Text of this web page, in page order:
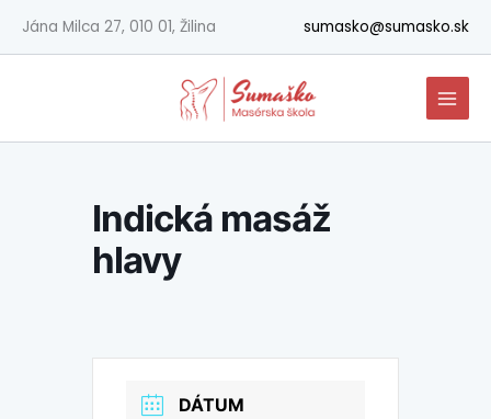
Jána Milca 27, 010 01, Žilina sumasko@sumasko.sk
Indická masáž
hlavy
DÁTUM